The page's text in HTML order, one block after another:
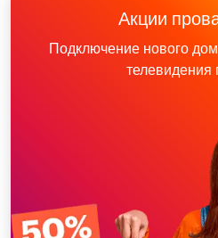
Акции
Подключение нового
телевидения